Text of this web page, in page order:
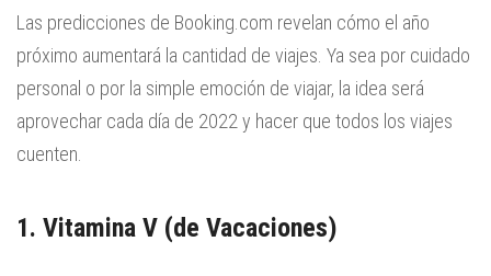
Las predicciones de Booking.com revelan cómo el año
próximo aumentará la cantidad de viajes. Ya sea por cuidado
personal o por la simple emoción de viajar, la idea será
aprovechar cada día de 2022 y hacer que todos los viajes
cuenten.
1. Vitamina V (de Vacaciones)